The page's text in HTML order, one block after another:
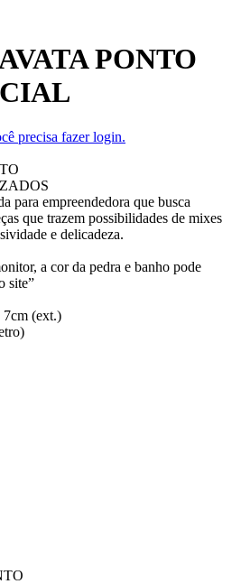
PONTO
precisa fazer login.
para empreendedora que busca
que trazem possibilidades de mixes
e delicadeza.
a cor da pedra e banho pode
site”
7cm (ext.)